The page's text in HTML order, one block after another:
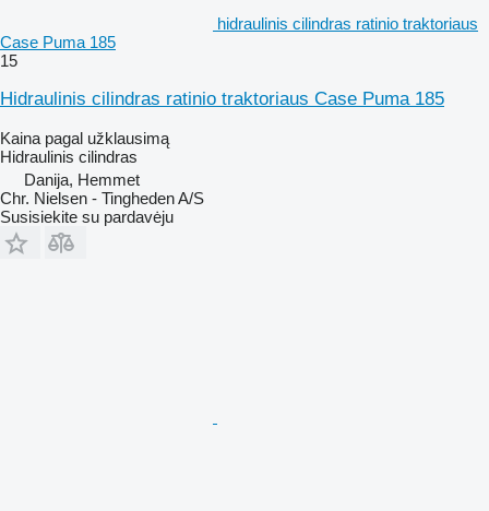
hidraulinis cilindras ratinio traktoriaus
Case Puma 185
15
Hidraulinis cilindras ratinio traktoriaus Case Puma 185
Kaina pagal užklausimą
Hidraulinis cilindras
Danija, Hemmet
Chr. Nielsen - Tingheden A/S
Susisiekite su pardavėju